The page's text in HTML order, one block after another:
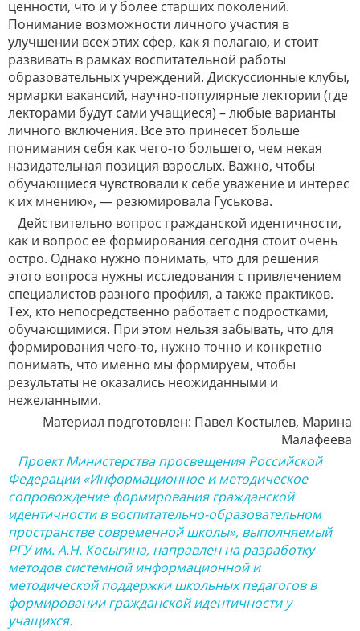
ценности, что и у более старших поколений.
Понимание возможности личного участия в
улучшении всех этих сфер, как я полагаю, и стоит
развивать в рамках воспитательной работы
образовательных учреждений. Дискуссионные клубы,
ярмарки вакансий, научно-популярные лектории (где
лекторами будут сами учащиеся) – любые варианты
личного включения. Все это принесет больше
понимания себя как чего-то большего, чем некая
назидательная позиция взрослых. Важно, чтобы
обучающиеся чувствовали к себе уважение и интерес
к их мнению», — резюмировала Гуськова.
Действительно вопрос гражданской идентичности,
как и вопрос ее формирования сегодня стоит очень
остро. Однако нужно понимать, что для решения
этого вопроса нужны исследования с привлечением
специалистов разного профиля, а также практиков.
Тех, кто непосредственно работает с подростками,
обучающимися. При этом нельзя забывать, что для
формирования чего-то, нужно точно и конкретно
понимать, что именно мы формируем, чтобы
результаты не оказались неожиданными и
нежеланными.
Материал подготовлен: Павел Костылев, Марина
Малафеева
Проект Министерства просвещения Российской
Федерации «Информационное и методическое
сопровождение формирования гражданской
идентичности в воспитательно-образовательном
пространстве современной школы», выполняемый
РГУ им. А.Н. Косыгина, направлен на разработку
методов системной информационной и
методической поддержки школьных педагогов в
формировании гражданской идентичности у
учащихся.